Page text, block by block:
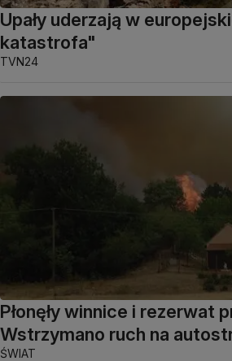
Upały uderzają w
katastrofa"
TVN24
Płonęły winnice i rezerwat
Wstrzymano ruch na
ŚWIAT